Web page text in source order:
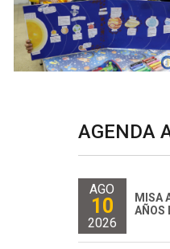
AGENDA
AGO
10
2026
MISA
AÑOS